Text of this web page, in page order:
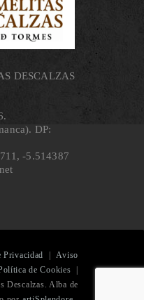
DESCALZAS
DP:
‐5.514387
Privacidad
Aviso
de Cookies
Descalzas. Alba de